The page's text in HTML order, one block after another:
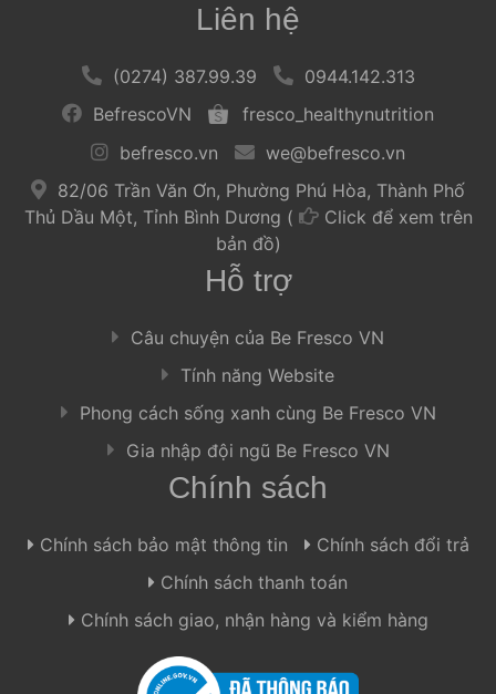
Liên hệ
(0274) 387.99.39
0944.142.313
BefrescoVN
fresco_healthynutrition
befresco.vn
we@befresco.vn
82/06 Trần Văn Ơn, Phường Phú Hòa, Thành Phố
Thủ Dầu Một, Tỉnh Bình Dương (
Click để xem trên
bản đồ)
Hỗ trợ
Câu chuyện của Be Fresco VN
Tính năng Website
Phong cách sống xanh cùng Be Fresco VN
Gia nhập đội ngũ Be Fresco VN
Chính sách
Chính sách bảo mật thông tin
Chính sách đổi trả
Chính sách thanh toán
Chính sách giao, nhận hàng và kiểm hàng